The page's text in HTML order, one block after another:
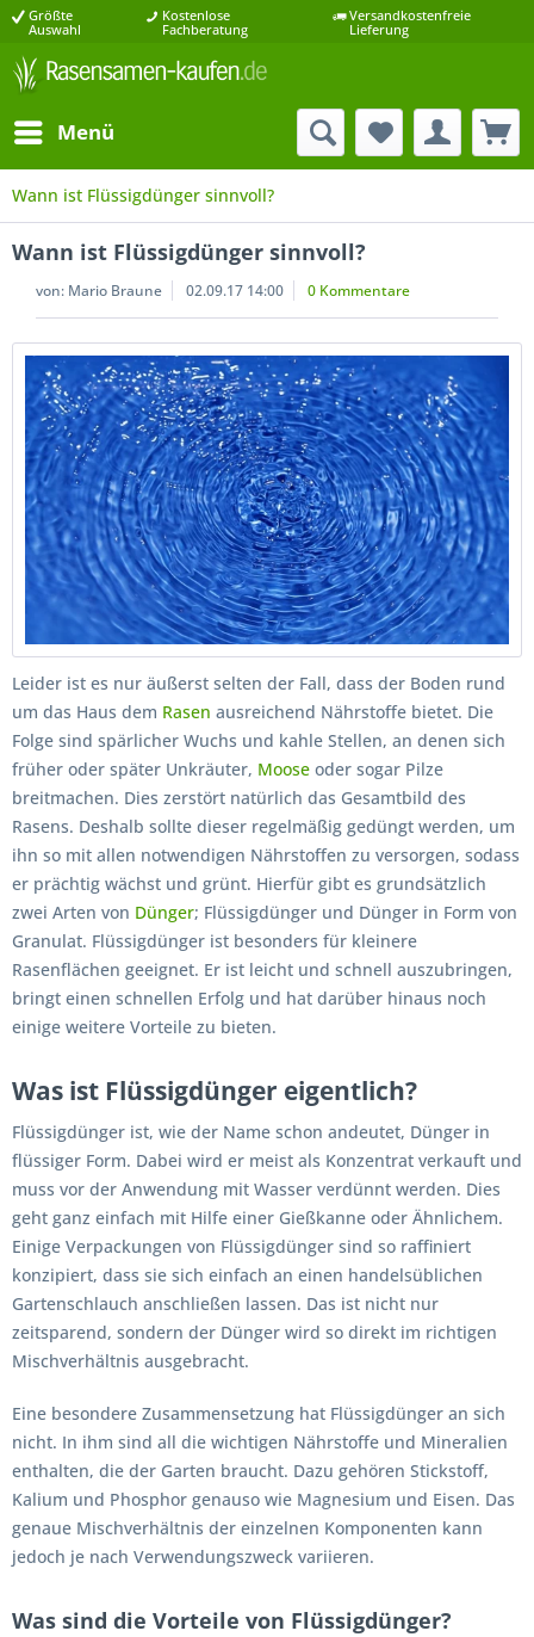
Größte
Auswahl
Kostenlose
Fachberatung
Versandkostenfreie
Lieferung
Menü
Wann ist Flüssigdünger sinnvoll?
Wann ist Flüssigdünger sinnvoll?
von: Mario Braune 02.09.17 14:00 0 Kommentare
Leider ist es nur äußerst selten der Fall, dass der Boden rund
um das Haus dem Rasen ausreichend Nährstoffe bietet. Die
Folge sind spärlicher Wuchs und kahle Stellen, an denen sich
früher oder später Unkräuter, Moose oder sogar Pilze
breitmachen. Dies zerstört natürlich das Gesamtbild des
Rasens. Deshalb sollte dieser regelmäßig gedüngt werden, um
ihn so mit allen notwendigen Nährstoffen zu versorgen, sodass
er prächtig wächst und grünt. Hierfür gibt es grundsätzlich
zwei Arten von Dünger; Flüssigdünger und Dünger in Form von
Granulat. Flüssigdünger ist besonders für kleinere
Rasenflächen geeignet. Er ist leicht und schnell auszubringen,
bringt einen schnellen Erfolg und hat darüber hinaus noch
einige weitere Vorteile zu bieten.
Was ist Flüssigdünger eigentlich?
Flüssigdünger ist, wie der Name schon andeutet, Dünger in
flüssiger Form. Dabei wird er meist als Konzentrat verkauft und
muss vor der Anwendung mit Wasser verdünnt werden. Dies
geht ganz einfach mit Hilfe einer Gießkanne oder Ähnlichem.
Einige Verpackungen von Flüssigdünger sind so raffiniert
konzipiert, dass sie sich einfach an einen handelsüblichen
Gartenschlauch anschließen lassen. Das ist nicht nur
zeitsparend, sondern der Dünger wird so direkt im richtigen
Mischverhältnis ausgebracht.
Eine besondere Zusammensetzung hat Flüssigdünger an sich
nicht. In ihm sind all die wichtigen Nährstoffe und Mineralien
enthalten, die der Garten braucht. Dazu gehören Stickstoff,
Kalium und Phosphor genauso wie Magnesium und Eisen. Das
genaue Mischverhältnis der einzelnen Komponenten kann
jedoch je nach Verwendungszweck variieren.
Was sind die Vorteile von Flüssigdünger?